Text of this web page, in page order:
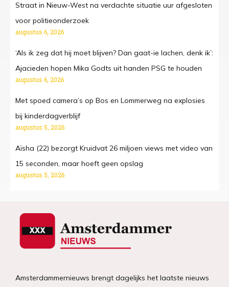
Straat in Nieuw-West na verdachte situatie uur afgesloten
voor politieonderzoek
augustus 6, 2026
‘Als ik zeg dat hij moet blijven? Dan gaat-ie lachen, denk ik’:
Ajacieden hopen Mika Godts uit handen PSG te houden
augustus 6, 2026
Met spoed camera’s op Bos en Lommerweg na explosies
bij kinderdagverblijf
augustus 5, 2026
Aïsha (22) bezorgt Kruidvat 26 miljoen views met video van
15 seconden, maar hoeft geen opslag
augustus 5, 2026
Amsterdammernieuws brengt dagelijks het laatste nieuws